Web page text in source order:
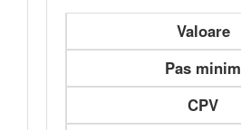
Valoare
Pas minim
CPV